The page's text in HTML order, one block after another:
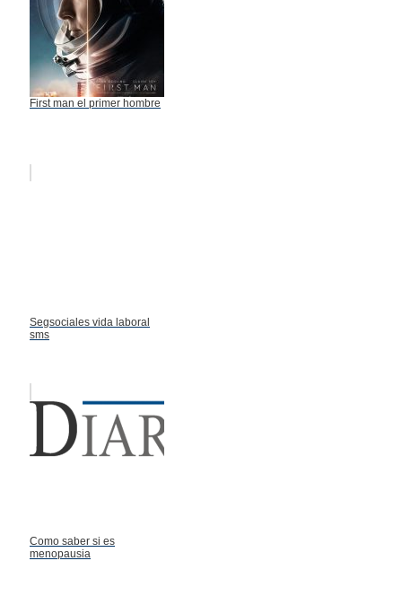
First man el primer hombre
Segsociales vida laboral
sms
Como saber si es
menopausia